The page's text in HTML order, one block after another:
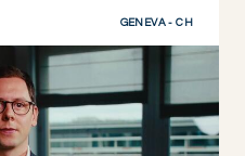
GENEVA - CH